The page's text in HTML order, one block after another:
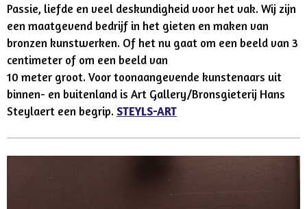
Passie, liefde en veel deskundigheid voor het vak. Wij zijn
een maatgevend bedrijf in het gieten en maken van
bronzen kunstwerken. Of het nu gaat om een beeld van 3
centimeter of om een beeld van
10 meter groot. Voor toonaangevende kunstenaars uit
binnen- en buitenland is Art Gallery/Bronsgieterij Hans
Steylaert een begrip. STEYLS-ART